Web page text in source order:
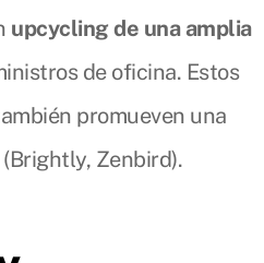
upcycling de una amplia
de oficina. Estos
promueven una
(Brightly, Zenbird).